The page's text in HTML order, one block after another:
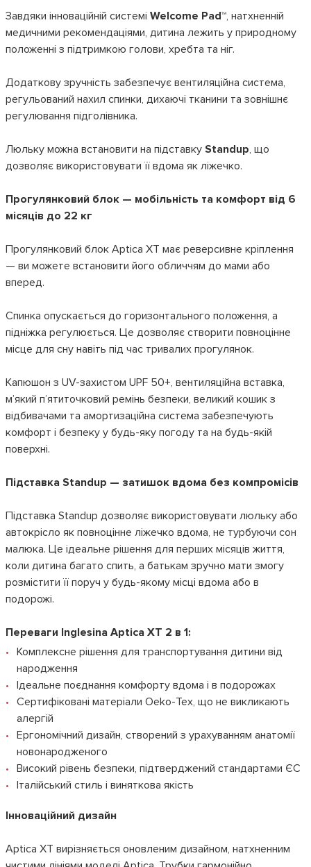
Завдяки інноваційній системі Welcome Pad™, натхненній
медичними рекомендаціями, дитина лежить у природному
положенні з підтримкою голови, хребта та ніг.
Додаткову зручність забезпечує вентиляційна система,
регульований нахил спинки, дихаючі тканини та зовнішнє
регулювання підголівника.
Люльку можна встановити на підставку Standup, що
дозволяє використовувати її вдома як ліжечко.
Прогулянковий блок — мобільність та комфорт від 6
місяців до 22 кг
Прогулянковий блок Aptica XT має реверсивне кріплення
— ви можете встановити його обличчям до мами або
вперед.
Спинка опускається до горизонтального положення, а
підніжка регулюється. Це дозволяє створити повноцінне
місце для сну навіть під час тривалих прогулянок.
Капюшон з UV-захистом UPF 50+, вентиляційна вставка,
м’який п’ятиточковий ремінь безпеки, великий кошик з
відбивачами та амортизаційна система забезпечують
комфорт і безпеку у будь-яку погоду та на будь-якій
поверхні.
Підставка Standup — затишок вдома без компромісів
Підставка Standup дозволяє використовувати люльку або
автокрісло як повноцінне ліжечко вдома, не турбуючи сон
малюка. Це ідеальне рішення для перших місяців життя,
коли дитина багато спить, а батькам зручно мати змогу
розмістити її поруч у будь-якому місці вдома або в
подорожі.
Переваги Inglesina Aptica XT 2 в 1:
Комплексне рішення для транспортування дитини від
народження
Ідеальне поєднання комфорту вдома і в подорожах
Сертифіковані матеріали Oeko-Tex, що не викликають
алергій
Ергономічний дизайн, створений з урахуванням анатомії
новонародженого
Високий рівень безпеки, підтверджений стандартами ЄС
Італійський стиль і виняткова якість
Інноваційний дизайн
Aptica XT вирізняється оновленим дизайном, натхненним